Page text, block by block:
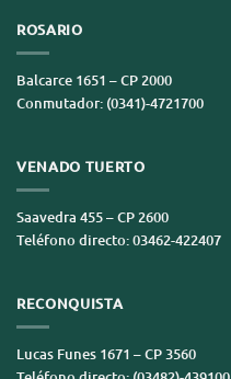
ROSARIO
Balcarce 1651 – CP 2000
Conmutador: (0341)-4721700
VENADO TUERTO
Saavedra 455 – CP 2600
Teléfono directo: 03462-422407
RECONQUISTA
Lucas Funes 1671 – CP 3560